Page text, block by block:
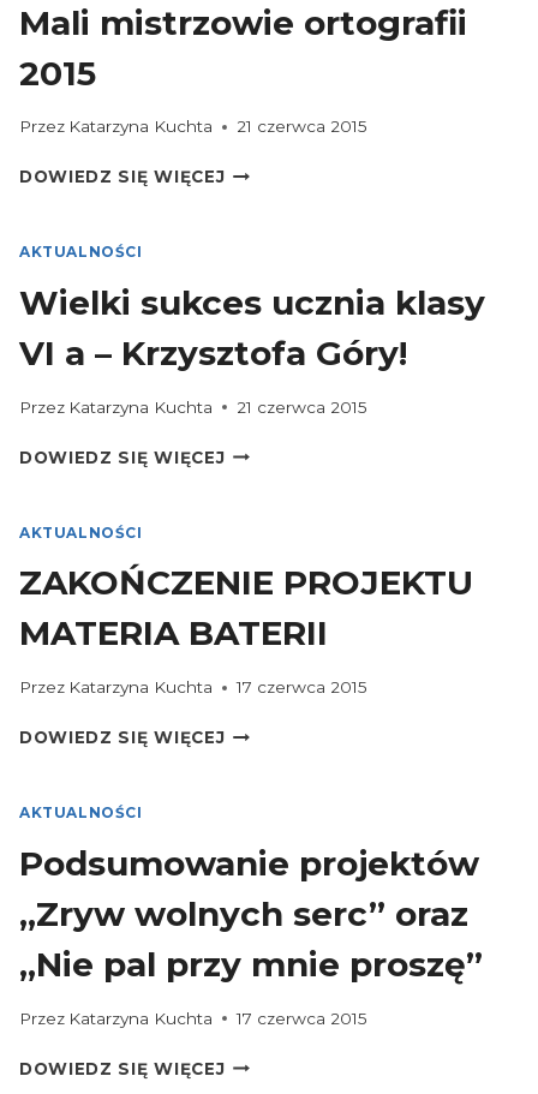
Mali mistrzowie ortografii
2015
Przez Katarzyna Kuchta 21 czerwca 2015
DOWIEDZ SIĘ WIĘCEJMALI
AKTUALNOŚCI
Wielki sukces ucznia klasy
VI a – Krzysztofa Góry!
Przez Katarzyna Kuchta 21 czerwca 2015
DOWIEDZ SIĘ WIĘCEJWIELKI
A
KRZYSZTOFA
AKTUALNOŚCI
ZAKOŃCZENIE PROJEKTU
MATERIA BATERII
Przez Katarzyna Kuchta 17 czerwca 2015
DOWIEDZ SIĘ WIĘCEJZAKOŃCZENIE
AKTUALNOŚCI
Podsumowanie projektów
„Zryw wolnych serc” oraz
„Nie pal przy mnie proszę”
Przez Katarzyna Kuchta 17 czerwca 2015
DOWIEDZ SIĘ WIĘCEJPODSUMOWANIE